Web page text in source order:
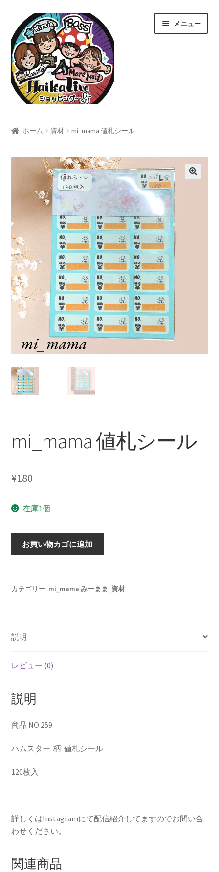
ビ
ゲ
ー
シ
ョ
ン
キ
ン
テ
ン
ツ
へ
ス
プ
メニュー
ショップ
プライバシーポリシー
マイアカウント
取引条件（利用規約）
商品カテゴリー
特定商取引法に基づく表記
ホーム 資材 mi_mama 値札シール
mi_mama 値札シール
¥180
在庫1個
mi_mama
ー
お買い物カゴに追加
カテゴリー: mi_mama みーまま, 資材
説明
レビュー (0)
説明
商品 NO.259
ハムスター 柄 値札シール
120枚入
詳しくはInstagramにて配信紹介してますのでお問い合
わせください。
関連商品